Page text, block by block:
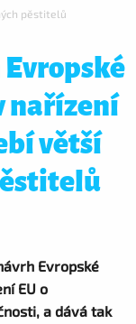
pěstitelů
nařízení
větší
Evropské
EU o
a dává tak